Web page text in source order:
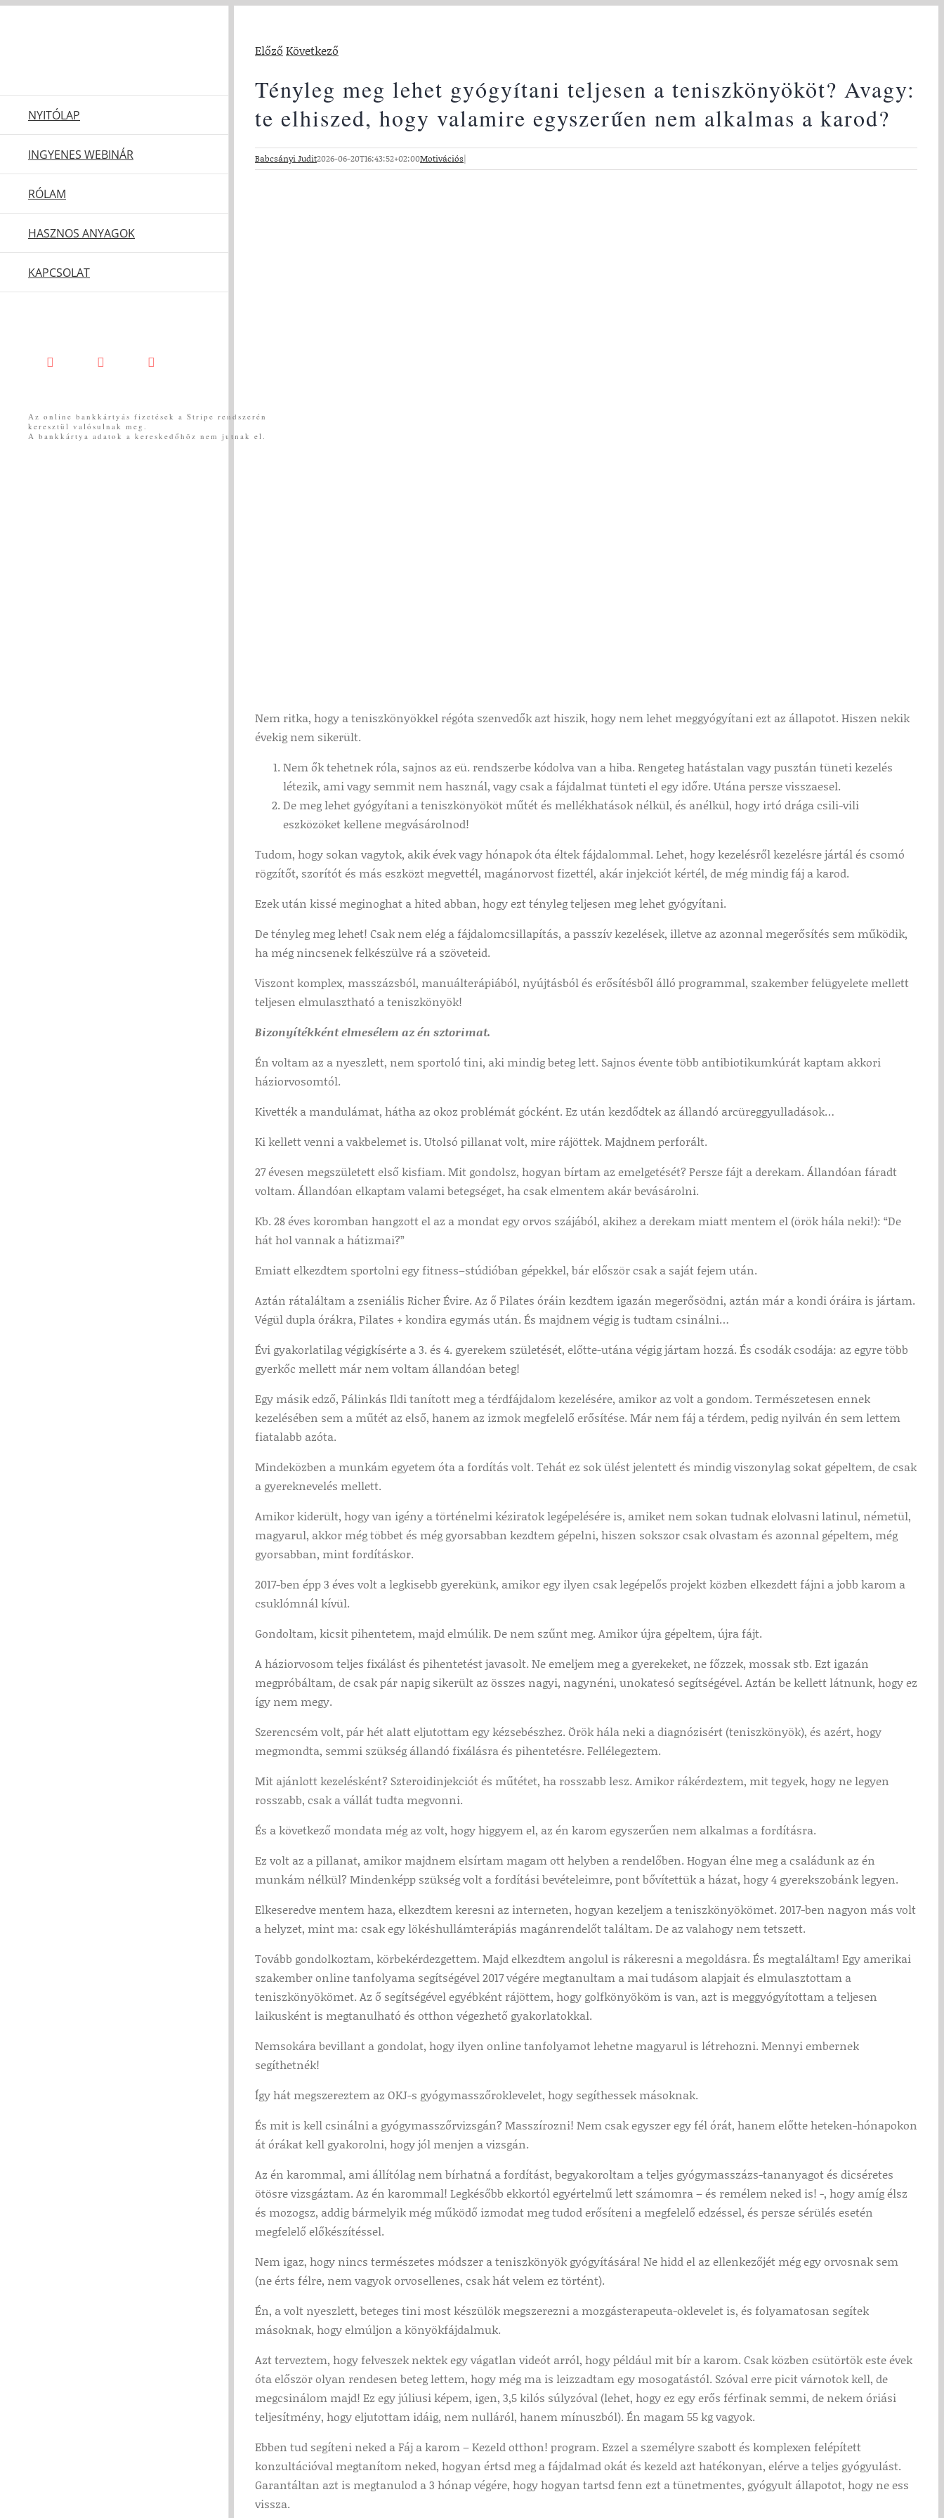
NYITÓLAP
INGYENES WEBINÁR
RÓLAM
HASZNOS ANYAGOK
KAPCSOLAT
FacebookYouTube Messenger
Az online bankkártyás fizetések a Stripe rendszerén
keresztül valósulnak meg.
A bankkártya adatok a kereskedőhöz nem jutnak el.
ElőzőKövetkező
Tényleg meg lehet gyógyítani teljesen a teniszkönyököt? Avagy:
te elhiszed, hogy valamire egyszerűen nem alkalmas a karod?
Babcsányi Judit2026-06-20T16:43:52+02:00Motivációs|
Nem ritka, hogy a teniszkönyökkel régóta szenvedők azt hiszik, hogy nem lehet meggyógyítani ezt az állapotot. Hiszen nekik
évekig nem sikerült.
Nem ők tehetnek róla, sajnos az eü. rendszerbe kódolva van a hiba. Rengeteg hatástalan vagy pusztán tüneti kezelés
létezik, ami vagy semmit nem használ, vagy csak a fájdalmat tünteti el egy időre. Utána persze visszaesel.
De meg lehet gyógyítani a teniszkönyököt műtét és mellékhatások nélkül, és anélkül, hogy irtó drága csili-vili
eszközöket kellene megvásárolnod!
Tudom, hogy sokan vagytok, akik évek vagy hónapok óta éltek fájdalommal. Lehet, hogy kezelésről kezelésre jártál és csomó
rögzítőt, szorítót és más eszközt megvettél, magánorvost fizettél, akár injekciót kértél, de még mindig fáj a karod.
Ezek után kissé meginoghat a hited abban, hogy ezt tényleg teljesen meg lehet gyógyítani.
De tényleg meg lehet! Csak nem elég a fájdalomcsillapítás, a passzív kezelések, illetve az azonnal megerősítés sem működik,
ha még nincsenek felkészülve rá a szöveteid.
Viszont komplex, masszázsból, manuálterápiából, nyújtásból és erősítésből álló programmal, szakember felügyelete mellett
teljesen elmulasztható a teniszkönyök!
Bizonyítékként elmesélem az én sztorimat.
Én voltam az a nyeszlett, nem sportoló tini, aki mindig beteg lett. Sajnos évente több antibiotikumkúrát kaptam akkori
háziorvosomtól.
Kivették a mandulámat, hátha az okoz problémát gócként. Ez után kezdődtek az állandó arcüreggyulladások…
Ki kellett venni a vakbelemet is. Utolsó pillanat volt, mire rájöttek. Majdnem perforált.
27 évesen megszületett első kisfiam. Mit gondolsz, hogyan bírtam az emelgetését? Persze fájt a derekam. Állandóan fáradt
voltam. Állandóan elkaptam valami betegséget, ha csak elmentem akár bevásárolni.
Kb. 28 éves koromban hangzott el az a mondat egy orvos szájából, akihez a derekam miatt mentem el (örök hála neki!): “De
hát hol vannak a hátizmai?”
Emiatt elkezdtem sportolni egy fitness–stúdióban gépekkel, bár először csak a saját fejem után.
Aztán rátaláltam a zseniális Richer Évire. Az ő Pilates óráin kezdtem igazán megerősödni, aztán már a kondi óráira is jártam.
Végül dupla órákra, Pilates + kondira egymás után. És majdnem végig is tudtam csinálni…
Évi gyakorlatilag végigkísérte a 3. és 4. gyerekem születését, előtte-utána végig jártam hozzá. És csodák csodája: az egyre több
gyerkőc mellett már nem voltam állandóan beteg!
Egy másik edző, Pálinkás Ildi tanított meg a térdfájdalom kezelésére, amikor az volt a gondom. Természetesen ennek
kezelésében sem a műtét az első, hanem az izmok megfelelő erősítése. Már nem fáj a térdem, pedig nyilván én sem lettem
fiatalabb azóta.
Mindeközben a munkám egyetem óta a fordítás volt. Tehát ez sok ülést jelentett és mindig viszonylag sokat gépeltem, de csak
a gyereknevelés mellett.
Amikor kiderült, hogy van igény a történelmi kéziratok legépelésére is, amiket nem sokan tudnak elolvasni latinul, németül,
magyarul, akkor még többet és még gyorsabban kezdtem gépelni, hiszen sokszor csak olvastam és azonnal gépeltem, még
gyorsabban, mint fordításkor.
2017-ben épp 3 éves volt a legkisebb gyerekünk, amikor egy ilyen csak legépelős projekt közben elkezdett fájni a jobb karom a
csuklómnál kívül.
Gondoltam, kicsit pihentetem, majd elmúlik. De nem szűnt meg. Amikor újra gépeltem, újra fájt.
A háziorvosom teljes fixálást és pihentetést javasolt. Ne emeljem meg a gyerekeket, ne főzzek, mossak stb. Ezt igazán
megpróbáltam, de csak pár napig sikerült az összes nagyi, nagynéni, unokatesó segítségével. Aztán be kellett látnunk, hogy ez
így nem megy.
Szerencsém volt, pár hét alatt eljutottam egy kézsebészhez. Örök hála neki a diagnózisért (teniszkönyök), és azért, hogy
megmondta, semmi szükség állandó fixálásra és pihentetésre. Fellélegeztem.
Mit ajánlott kezelésként? Szteroidinjekciót és műtétet, ha rosszabb lesz. Amikor rákérdeztem, mit tegyek, hogy ne legyen
rosszabb, csak a vállát tudta megvonni.
És a következő mondata még az volt, hogy higgyem el, az én karom egyszerűen nem alkalmas a fordításra.
Ez volt az a pillanat, amikor majdnem elsírtam magam ott helyben a rendelőben. Hogyan élne meg a családunk az én
munkám nélkül? Mindenképp szükség volt a fordítási bevételeimre, pont bővítettük a házat, hogy 4 gyerekszobánk legyen.
Elkeseredve mentem haza, elkezdtem keresni az interneten, hogyan kezeljem a teniszkönyökömet. 2017-ben nagyon más volt
a helyzet, mint ma: csak egy lökéshullámterápiás magánrendelőt találtam. De az valahogy nem tetszett.
Tovább gondolkoztam, körbekérdezgettem. Majd elkezdtem angolul is rákeresni a megoldásra. És megtaláltam! Egy amerikai
szakember online tanfolyama segítségével 2017 végére megtanultam a mai tudásom alapjait és elmulasztottam a
teniszkönyökömet. Az ő segítségével egyébként rájöttem, hogy golfkönyököm is van, azt is meggyógyítottam a teljesen
laikusként is megtanulható és otthon végezhető gyakorlatokkal.
Nemsokára bevillant a gondolat, hogy ilyen online tanfolyamot lehetne magyarul is létrehozni. Mennyi embernek
segíthetnék!
Így hát megszereztem az OKJ-s gyógymasszőroklevelet, hogy segíthessek másoknak.
És mit is kell csinálni a gyógymasszőrvizsgán? Masszírozni! Nem csak egyszer egy fél órát, hanem előtte heteken-hónapokon
át órákat kell gyakorolni, hogy jól menjen a vizsgán.
Az én karommal, ami állítólag nem bírhatná a fordítást, begyakoroltam a teljes gyógymasszázs-tananyagot és dicséretes
ötösre vizsgáztam. Az én karommal! Legkésőbb ekkortól egyértelmű lett számomra – és remélem neked is! -, hogy amíg élsz
és mozogsz, addig bármelyik még működő izmodat meg tudod erősíteni a megfelelő edzéssel, és persze sérülés esetén
megfelelő előkészítéssel.
Nem igaz, hogy nincs természetes módszer a teniszkönyök gyógyítására! Ne hidd el az ellenkezőjét még egy orvosnak sem
(ne érts félre, nem vagyok orvosellenes, csak hát velem ez történt).
Én, a volt nyeszlett, beteges tini most készülök megszerezni a mozgásterapeuta-oklevelet is, és folyamatosan segítek
másoknak, hogy elmúljon a könyökfájdalmuk.
Azt terveztem, hogy felveszek nektek egy vágatlan videót arról, hogy például mit bír a karom. Csak közben csütörtök este évek
óta először olyan rendesen beteg lettem, hogy még ma is leizzadtam egy mosogatástól. Szóval erre picit várnotok kell, de
megcsinálom majd! Ez egy júliusi képem, igen, 3,5 kilós súlyzóval (lehet, hogy ez egy erős férfinak semmi, de nekem óriási
teljesítmény, hogy eljutottam idáig, nem nulláról, hanem mínuszból). Én magam 55 kg vagyok.
Ebben tud segíteni neked a Fáj a karom – Kezeld otthon! program. Ezzel a személyre szabott és komplexen felépített
konzultációval megtanítom neked, hogyan értsd meg a fájdalmad okát és kezeld azt hatékonyan, elérve a teljes gyógyulást.
Garantáltan azt is megtanulod a 3 hónap végére, hogy hogyan tartsd fenn ezt a tünetmentes, gyógyult állapotot, hogy ne ess
vissza.